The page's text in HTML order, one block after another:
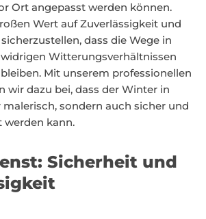
Ort angepasst werden können.
Wert auf Zuverlässigkeit und
dass die Wege in
Witterungsverhältnissen
Mit unserem professionellen
wir dazu bei, dass der Winter in
sondern auch sicher und
werden kann.
Sicherheit und